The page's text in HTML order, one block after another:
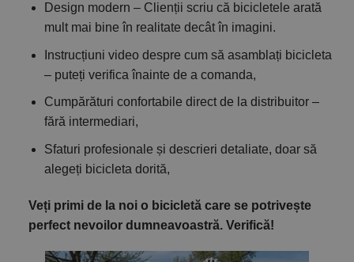
Design modern – Clienții scriu că bicicletele arată
mult mai bine în realitate decât în imagini.
Instrucțiuni video despre cum să asamblați bicicleta
– puteți verifica înainte de a comanda,
Cumpărături confortabile direct de la distribuitor –
fără intermediari,
Sfaturi profesionale și descrieri detaliate, doar să
alegeți bicicleta dorită,
Veți primi de la noi o bicicletă care se potrivește
perfect nevoilor dumneavoastră. Verifică!